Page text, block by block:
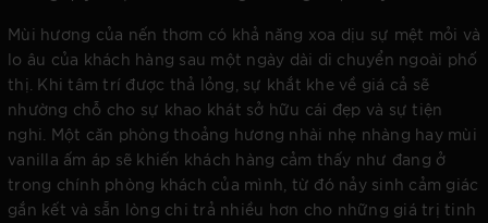
Mùi hương của nến thơm có khả năng xoa dịu sự mệt mỏi và
lo âu của khách hàng sau một ngày dài di chuyển ngoài phố
thị. Khi tâm trí được thả lỏng, sự khắt khe về giá cả sẽ
nhường chỗ cho sự khao khát sở hữu cái đẹp và sự tiện
nghi. Một căn phòng thoảng hương nhài nhẹ nhàng hay mùi
vanilla ấm áp sẽ khiến khách hàng cảm thấy như đang ở
trong chính phòng khách của mình, từ đó nảy sinh cảm giác
gắn kết và sẵn lòng chi trả nhiều hơn cho những giá trị tinh